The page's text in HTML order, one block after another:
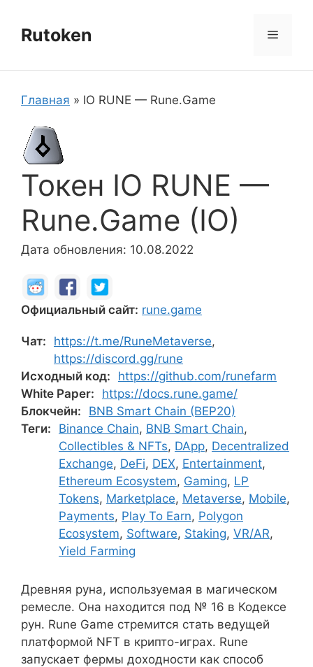
содержимому
Rutoken Меню
Главная » IO RUNE — Rune.Game
Токен IO RUNE —
Rune.Game (IO)
Дата обновления: 10.08.2022
Официальный сайт: rune.game
Чат: https://t.me/RuneMetaverse,
https://discord.gg/rune
Исходный код:
https://github.com/runefarm
White Paper:
https://docs.rune.game/
Блокчейн:
BNB Smart Chain (BEP20)
Теги:
Binance Chain, BNB Smart Chain,
Collectibles & NFTs, DApp, Decentralized
Exchange, DeFi, DEX, Entertainment,
Ethereum Ecosystem, Gaming, LP
Tokens, Marketplace, Metaverse, Mobile,
Payments, Play To Earn, Polygon
Ecosystem, Software, Staking, VR/AR,
Yield Farming
Древняя руна, используемая в магическом
ремесле. Она находится под № 16 в Кодексе
рун. Rune Game стремится стать ведущей
платформой NFT в крипто-играх. Rune
запускает фермы доходности как способ